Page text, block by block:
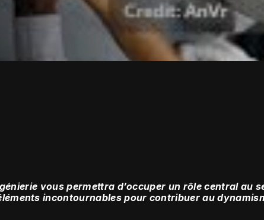
vous permettra d’occuper un rôle central au
incontournables pour contribuer au